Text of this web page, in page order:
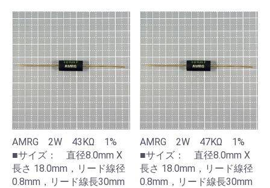
AMRG 2W 43KΩ 1%
■サイズ： 直径8.0mm X
長さ 18.0mm，リード線径
0.8mm，リード線長30mm
AMRG 2W 47KΩ 1%
■サイズ： 直径8.0mm X
長さ 18.0mm，リード線径
0.8mm，リード線長30mm